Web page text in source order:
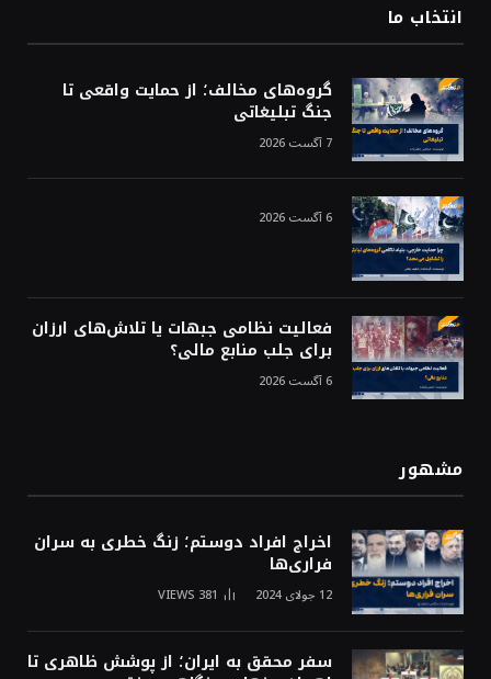
انتخاب ما
گروه‌های مخالف؛ از حمایت واقعی تا
جنگ تبلیغاتی
7 آگست 2026
6 آگست 2026
فعالیت نظامی جبهات یا تلاش‌های ارزان
برای جلب منابع مالی؟
6 آگست 2026
مشهور
اخراج افراد دوستم؛ زنگ خطری به سران
فراری‌ها
12 جولای 2024 381
VIEWS
سفر محقق به ایران؛ از پوشش ظاهری تا